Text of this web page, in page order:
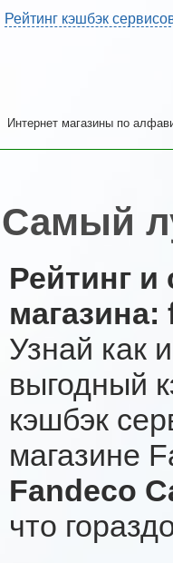
Рейтинг кэшбэк
Интернет магазины по
Самый
Рейтинг
магазина:
Узнай как
выгодный
кэшбэк
магазине
Fandeco
что